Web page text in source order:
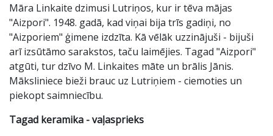
Māra Linkaite dzimusi Lutriņos, kur ir tēva mājas
"Aizpori". 1948. gadā, kad viņai bija trīs gadiņi, no
"Aizporiem" ģimene izdzīta. Kā vēlāk uzzinājuši - bijuši
arī izsūtāmo sarakstos, taču laimējies. Tagad "Aizpori"
atgūti, tur dzīvo M. Linkaites māte un brālis Jānis.
Māksliniece bieži brauc uz Lutriņiem - ciemoties un
piekopt saimniecību.
Tagad keramika - vaļasprieks